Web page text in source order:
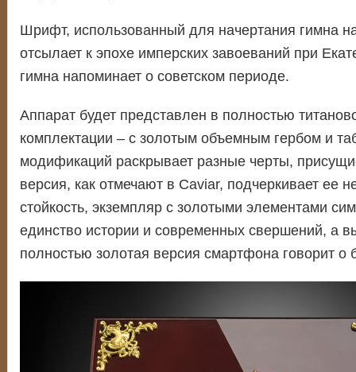
Шрифт, использованный для начертания гимна
отсылает к эпохе имперских завоеваний при
гимна напоминает о советском периоде.
Аппарат будет представлен в полностью
комплектации – с золотым объемным гербом и
модификаций раскрывает разные черты,
версия, как отмечают в Caviar, подчеркивает ее
стойкость, экземпляр с золотыми элементами
единство истории и современных свершений, а
полностью золотая версия смартфона говорит о